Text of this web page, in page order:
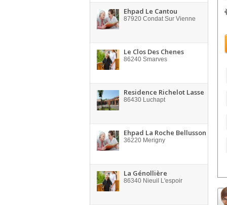
Ehpad Le Cantou
87920 Condat Sur Vienne
Le Clos Des Chenes
86240 Smarves
Residence Richelot Lasse
86430 Luchapt
Ehpad La Roche Bellusson
36220 Merigny
La Génollière
86340 Nieuil L'espoir